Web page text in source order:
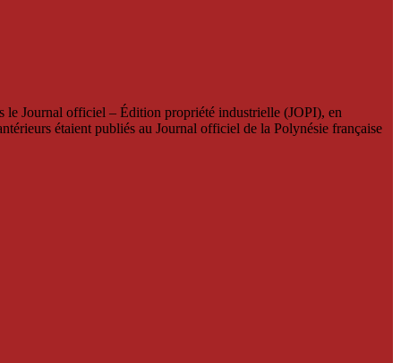
le Journal officiel – Édition propriété industrielle (JOPI), en
étaient publiés au Journal officiel de la Polynésie française